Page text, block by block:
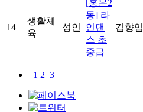
14
생활체
육
성인
[홍은2
동] 라
인댄
스 초
중급
김향임
1 2 3